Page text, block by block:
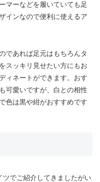
マーなどを履いていても足
インなので便利に使えるア
であれば足元はもちろんタ
スッキリ見せたい方にもお
ィネートができます。おす
可愛いですが、白との相性
色は黒や紺がおすすめです
でご紹介してきましたがい